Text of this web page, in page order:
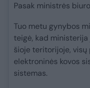
Pasak ministrės
Tuo metu gynybos
teigė, kad
šioje teritorijoje,
elektroninės kovos
sistemas.